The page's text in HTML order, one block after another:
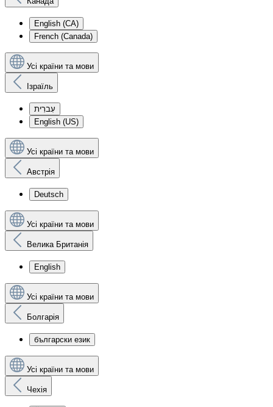
English (CA)
French (Canada)
Усі країни та мови
Ізраїль
עִברִית
English (US)
Усі країни та мови
Австрія
Deutsch
Усі країни та мови
Велика Британія
English
Усі країни та мови
Болгарія
български език
Усі країни та мови
Чехія